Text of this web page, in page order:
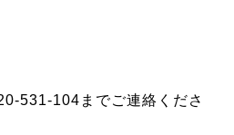
531-104までご連絡くださ